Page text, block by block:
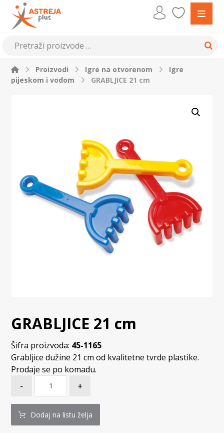
Proizvodi Igre na otvorenom
Igre
pijeskom i vodom
GRABLJICE 21 cm
GRABLJICE 21 cm
Šifra proizvoda: 45-1165
Grabljice dužine 21 cm od kvalitetne tvrde plastike.
Prodaje se po komadu.
- +
Dodaj na listu želja